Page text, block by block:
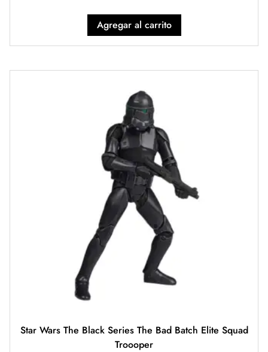
Agregar al carrito
Star Wars The Black Series The Bad Batch Elite Squad
Troooper